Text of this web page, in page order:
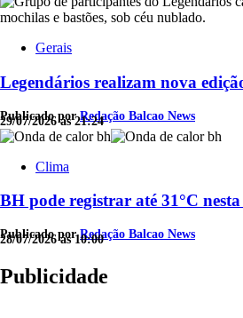
Gerais
Legendários realizam nova
Publicado porRedação Balcao News
29/07/2026 às 21:24
Clima
BH pode registrar até 31°C nesta
Publicado porRedação Balcao News
28/07/2026 às 10:00
Publicidade